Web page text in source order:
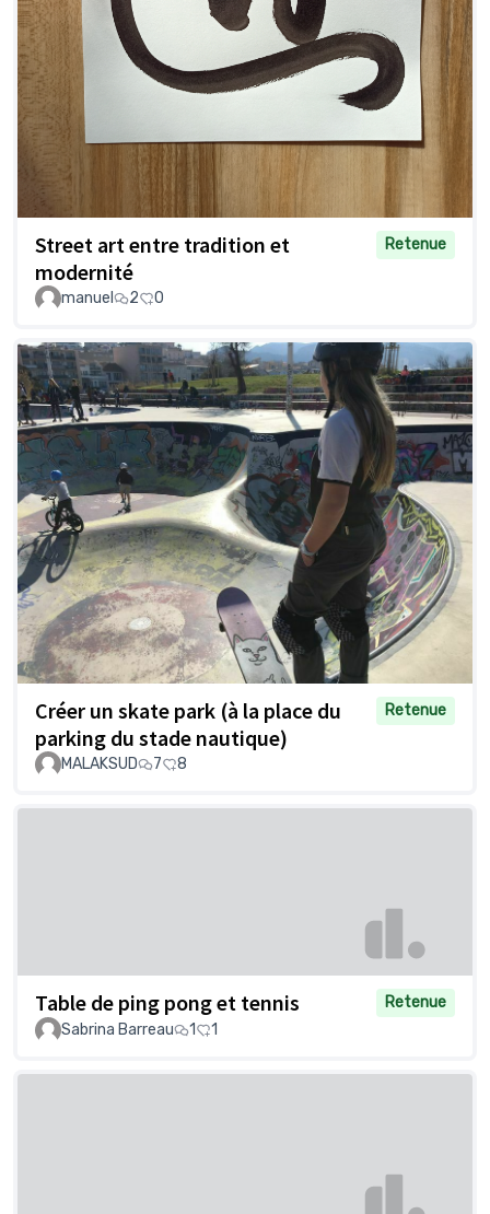
Street art entre tradition et
modernité
Retenue
manuel 2 0
Créer un skate park (à la place du
parking du stade nautique)
Retenue
MALAKSUD 7 8
Table de ping pong et tennis
Retenue
Sabrina Barreau
1 1